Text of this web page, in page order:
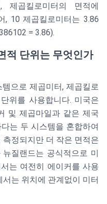
제곱킬로미터의 면적에
, 10 제곱킬로미터는 3.86
= 3.86).
적 단위는 무엇인가
으로 제곱미터, 제곱킬로
위를 사용합니다. 미국은
및 제곱마일과 같은 제국
는 두 시스템을 혼합하여
정되지만 더 작은 면적은
질랜드는 공식적으로 미
는 여전히 에이커를 사용
는 위치에 관계없이 미터